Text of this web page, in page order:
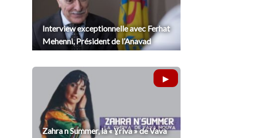
Interview exceptionnelle avec Ferhat
Mehenni, Président de l’Anavad
Zahra n Summer, la « Ɣriva » de Vava